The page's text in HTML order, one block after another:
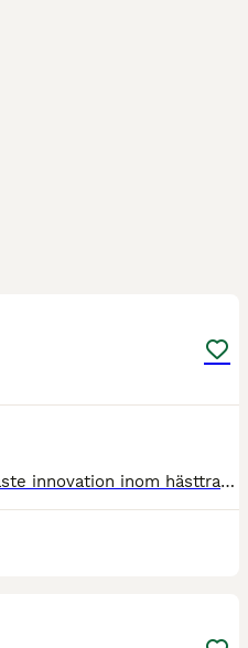
Areion Pure - Humbaurs senaste innovation inom hästtransporter Humbaur Areion Pure är en futuristisk hästtransport med nya innovationer på marknaden. Med ledbelysning som är placerad längst med långs